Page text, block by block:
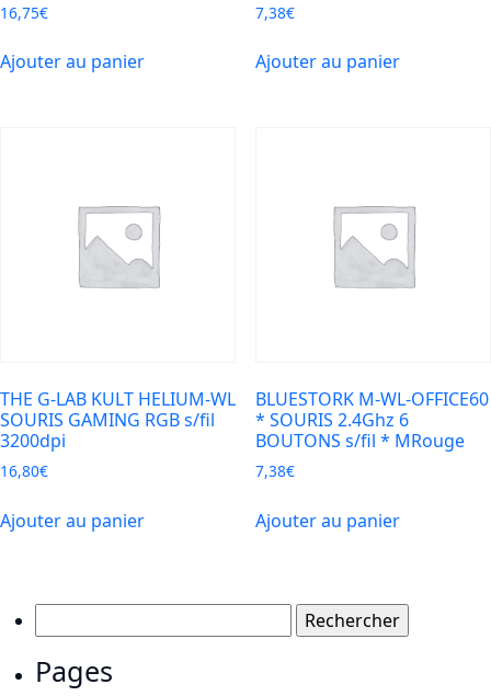
16,75€
Ajouter au panier
7,38€
Ajouter au panier
THE G-LAB KULT HELIUM-WL
SOURIS GAMING RGB s/fil
3200dpi
16,80€
Ajouter au panier
BLUESTORK M-WL-OFFICE60
* SOURIS 2.4Ghz 6
BOUTONS s/fil * MRouge
7,38€
Ajouter au panier
Pages